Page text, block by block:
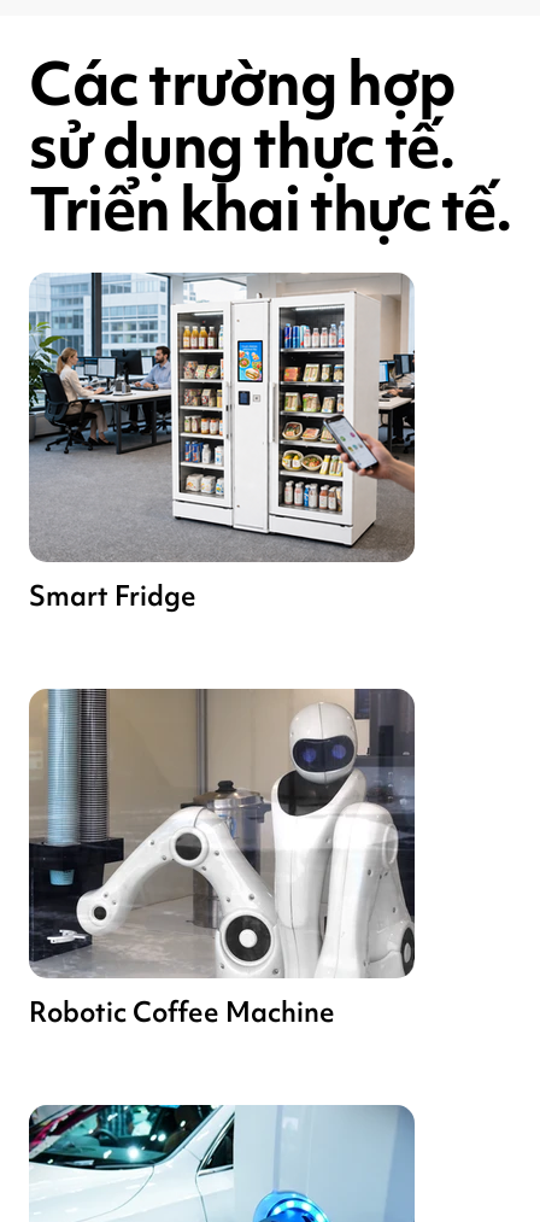
Các trường hợp
sử dụng thực tế.
Triển khai thực tế.
Smart Fridge
Robotic Coffee Machine